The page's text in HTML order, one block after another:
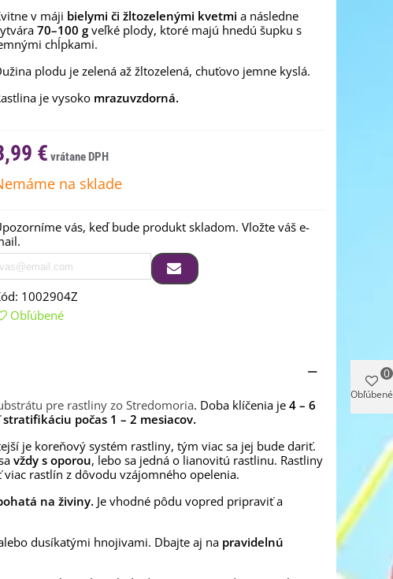
v máji bielymi či žltozelenými kvetmi a následne
70–100 g veľké plody, ktoré majú hnedú šupku s
chĺpkami.
plodu je zelená až žltozelená, chuťovo jemne kyslá.
je vysoko mrazuvzdorná.
€
na sklade
vás, keď bude produkt skladom. Vložte váš e-
1002904Z
Obľúbené
pre rastliny zo Stredomoria. Doba klíčenia je 4 – 6
stratifikáciu počas 1 – 2 mesiacov.
je koreňový systém rastliny, tým viac sa jej bude dariť.
vždy s oporou, lebo sa jedná o lianovitú rastlinu. Rastliny
rastlín z dôvodu vzájomného opelenia.
na živiny. Je vhodné pôdu vopred pripraviť a
dusíkatými hnojivami. Dbajte aj na pravidelnú
Obľúbené
0